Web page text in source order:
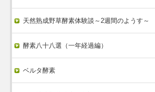
天然熟成野草酵素体験談～2週間のようす～
酵素八十八選（一年経過編）
ベルタ酵素